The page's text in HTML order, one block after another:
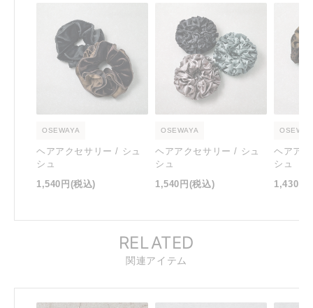
OSEWAYA
ヘアアクセサリー / シュ
シュ
1,540円 (税込)
OSEWAYA
ヘアアクセサリー / シュ
シュ
1,540円 (税込)
ヘアア
シュ
1,430円
RELATED
関連アイテム